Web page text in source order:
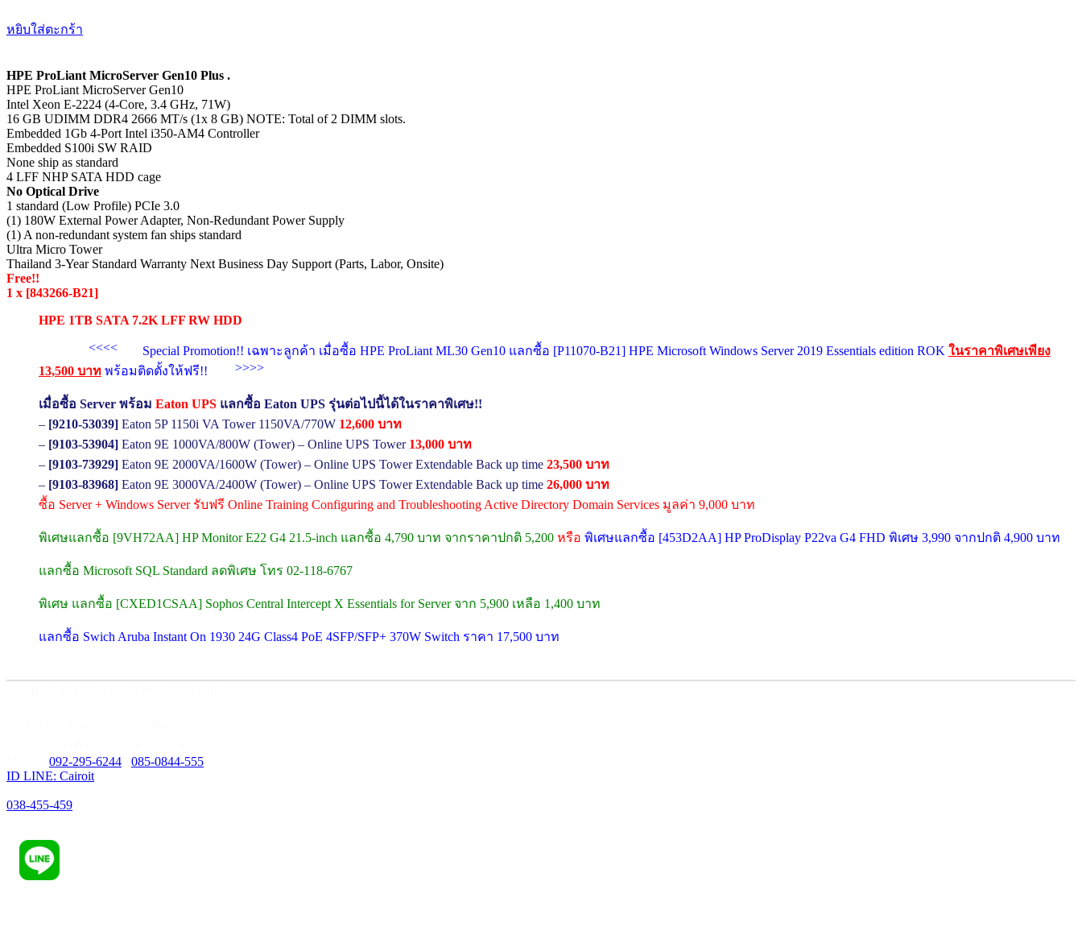
หยิบใส่ตะกร้า
HPE ProLiant MicroServer Gen10 Plus .
HPE ProLiant MicroServer Gen10
Intel Xeon E-2224 (4-Core, 3.4 GHz, 71W)
16 GB UDIMM DDR4 2666 MT/s (1x 8 GB) NOTE: Total of 2 DIMM slots.
Embedded 1Gb 4-Port Intel i350-AM4 Controller
Embedded S100i SW RAID
None ship as standard
4 LFF NHP SATA HDD cage
No Optical Drive
1 standard (Low Profile) PCIe 3.0
(1) 180W External Power Adapter, Non-Redundant Power Supply
(1) A non-redundant system fan ships standard
Ultra Micro Tower
Thailand 3-Year Standard Warranty Next Business Day Support (Parts, Labor, Onsite)
Free!!
1 x [843266-B21]
HPE 1TB SATA 7.2K LFF RW HDD
<<<<
Special Promotion!! เฉพาะลูกค้า เมื่อซื้อ HPE ProLiant ML30 Gen10 แลกซื้อ [P11070-B21] HPE Microsoft Windows Server 2019 Essentials edition ROK ในราคาพิเศษเพียง
13,500 บาท พร้อมติดตั้งให้ฟรี!! >>>>
เมื่อซื้อ Server พร้อม Eaton UPS แลกซื้อ Eaton UPS รุ่นต่อไปนี้ได้ในราคาพิเศษ!!
– [9210-53039] Eaton 5P 1150i VA Tower 1150VA/770W 12,600 บาท
– [9103-53904] Eaton 9E 1000VA/800W (Tower) – Online UPS Tower 13,000 บาท
– [9103-73929] Eaton 9E 2000VA/1600W (Tower) – Online UPS Tower Extendable Back up time 23,500 บาท
– [9103-83968] Eaton 9E 3000VA/2400W (Tower) – Online UPS Tower Extendable Back up time 26,000 บาท
ซื้อ Server + Windows Server รับฟรี Online Training Configuring and Troubleshooting Active Directory Domain Services มูลค่า 9,000 บาท
พิเศษแลกซื้อ [9VH72AA] HP Monitor E22 G4 21.5-inch แลกซื้อ 4,790 บาท จากราคาปกติ 5,200 หรือ พิเศษแลกซื้อ [453D2AA] HP ProDisplay P22va G4 FHD พิเศษ 3,990 จากปกติ 4,900 บาท
แลกซื้อ Microsoft SQL Standard ลดพิเศษ โทร 02-118-6767
พิเศษ แลกซื้อ [CXED1CSAA] Sophos Central Intercept X Essentials for Server จาก 5,900 เหลือ 1,400 บาท
แลกซื้อ Swich Aruba Instant On 1930 24G Class4 PoE 4SFP/SFP+ 370W Switch ราคา 17,500 บาท
092-295-6244
085-0844-555
ID LINE: Cairoit
038-455-459